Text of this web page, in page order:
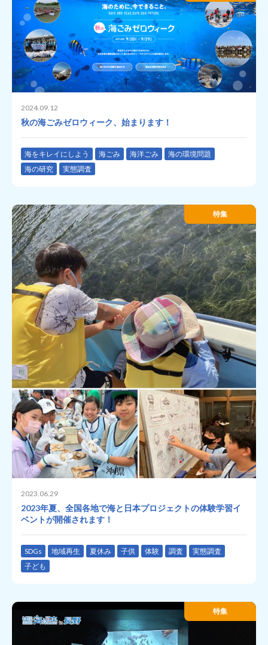
2024.09.12
秋の海ごみゼロウィーク、始まります！
海をキレイにしよう 海ごみ 海洋ごみ
海の環境問題
海の研究
実態調査
特集
2023.06.29
2023年夏、全国各地で海と日本プロジェクトの体験学習イ
ベントが開催されます！
SDGs 地域再生 夏休み 子供 体験 調査
実態調査
子ども
特集